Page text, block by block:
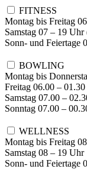
FITNESS
Montag bis Freitag
Samstag 07 – 19
Sonn- und Feiertage
BOWLING
Montag bis
Freitag 06.00 –
Samstag 07.00 –
Sonntag 07.00 –
WELLNESS
Montag bis Freitag
Samstag 08 – 19 Uhr
Sonn- und Feiertage